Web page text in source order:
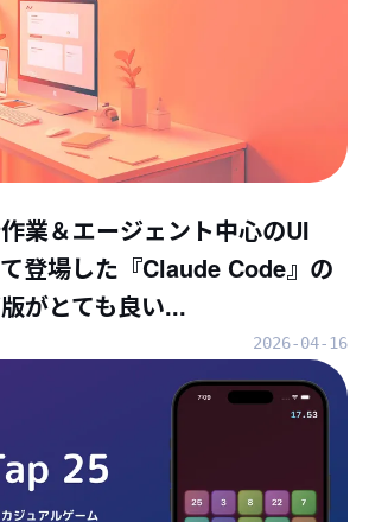
業＆エージェント中心のUI
登場した『Claude Code』の
がとても良い...
2026-04-16